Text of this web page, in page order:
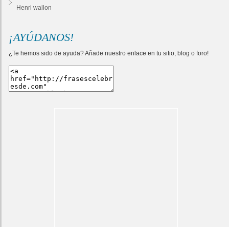
Henri wallon
¡AYÚDANOS!
¿Te hemos sido de ayuda? Añade nuestro enlace en tu sitio, blog o foro!